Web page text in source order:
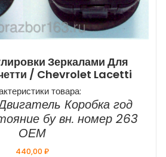
Зеркалами Для
/ Chevrolet Lacetti
товара:
Коробка год
бу вн. номер 263
ОЕМ
440,00₽